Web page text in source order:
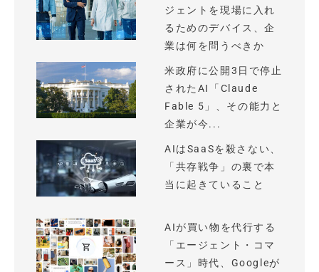
ジェントを現場に入れ
るためのデバイス、企
業は何を問うべきか
米政府に公開3日で停止
されたAI「Claude
Fable 5」、その能力と
企業が今...
AIはSaaSを殺さない、
「共存戦争」の裏で本
当に起きていること
AIが買い物を代行する
「エージェント・コマ
ース」時代、Googleが